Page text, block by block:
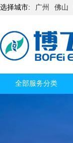
选择城市: 广州 佛山
全部服务分类